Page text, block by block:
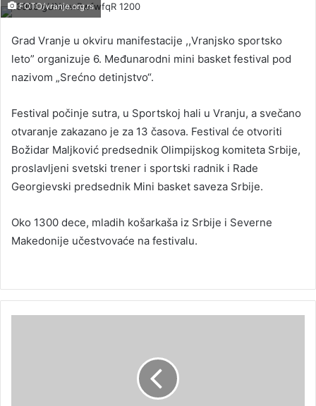
FOTO/vranje.org.rs
Grad Vranje u okviru manifestacije ,,Vranjsko sportsko
leto” organizuje 6. Međunarodni mini basket festival pod
nazivom „Srećno detinjstvo“.
Festival počinje sutra, u Sportskoj hali u Vranju, a svečano
otvaranje zakazano je za 13 časova. Festival će otvoriti
Božidar Maljković predsednik Olimpijskog komiteta Srbije,
proslavljeni svetski trener i sportski radnik i Rade
Georgievski predsednik Mini basket saveza Srbije.
Oko 1300 dece, mladih košarkaša iz Srbije i Severne
Makedonije učestvovaće na festivalu.